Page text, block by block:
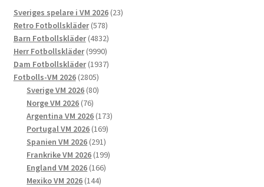
Sveriges spelare i VM 2026 2323
Retro Fotbollskläder 578578
produkter
Barn Fotbollskläder 48324832
produkter
Herr Fotbollskläder 99909990
produkter
Dam Fotbollskläder 19371937
Fotbolls-VM 2026 28052805
produkter
Sverige VM 2026 8080
Norge VM 2026 7676
produkter
Argentina VM 2026 173173
Portugal VM 2026 169169
Spanien VM 2026 291291
produkter
Frankrike VM 2026 199199
England VM 2026 166166
Mexiko VM 2026 144144